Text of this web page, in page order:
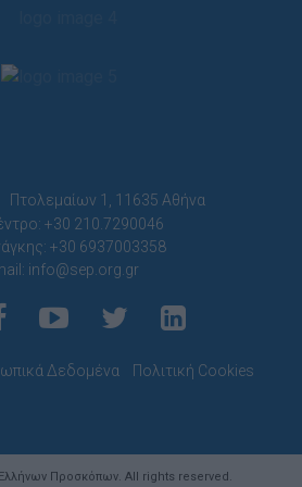
Πτολεμαίων 1, 11635 Αθήνα
+30 210.7290046
+30 6937003358
info@sep.org.gr
Δεδομένα Πολιτική Cookies
Προσκόπων. All rights reserved.